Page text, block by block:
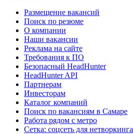
Размещение вакансий
Поиск по резюме
О компании
Наши вакансии
Реклама на сайте
Требования к ПО
Безопасный HeadHunter
HeadHunter API
Партнерам
Инвесторам
Каталог компаний
Поиск по вакансиям в Самаре
Работа рядом с метро
Сетка: соцсеть для нетворкинга